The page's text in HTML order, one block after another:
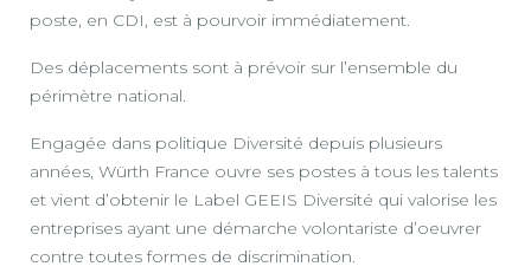
poste, en CDI, est à pourvoir immédiatement.
Des déplacements sont à prévoir sur l’ensemble du
périmètre national.
Engagée dans politique Diversité depuis plusieurs
années, Würth France ouvre ses postes à tous les talents
et vient d’obtenir le Label GEEIS Diversité qui valorise les
entreprises ayant une démarche volontariste d’oeuvrer
contre toutes formes de discrimination.